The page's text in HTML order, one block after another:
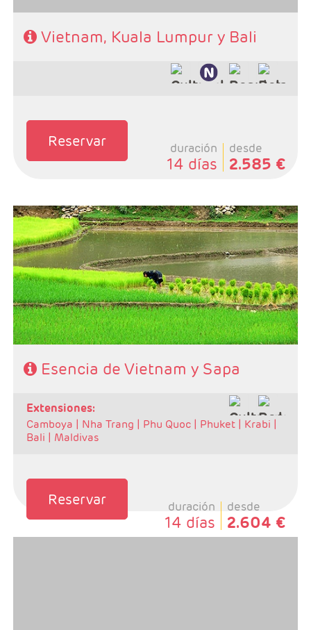
Vietnam, Kuala Lumpur y Bali
Reservar duración
14 días
desde
2.585 €
- Salidas: Domingos.
- Ruta: Sapa 1n + tren 2n + Ha noi 1n + Ha long 1n +
Hoi an 2n + Hue 2n + Saigón 2n.
- Categoría hotelera: A elegir por el cliente.
- Régimen: Según programa.
Esencia de Vietnam y Sapa
extensiones:
Camboya | Nha Trang | Phu Quoc | Phuket | Krabi |
Bali | Maldivas
Reservar duración
14 días
desde
2.604 €